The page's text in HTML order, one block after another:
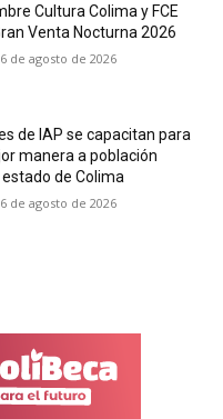
Cultura Colima y FCE
Venta Nocturna 2026
6 de agosto de 2026
de IAP se capacitan para
manera a población
de Colima
6 de agosto de 2026